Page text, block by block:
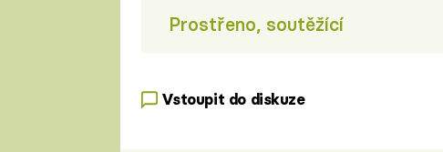
Prostřeno, soutěžící
Vstoupit do diskuze